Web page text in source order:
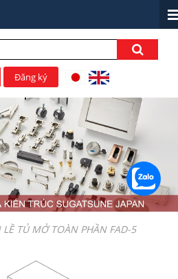
Đăng ký
LỀ TỦ MỞ TOÀN PHẦN FAD-5